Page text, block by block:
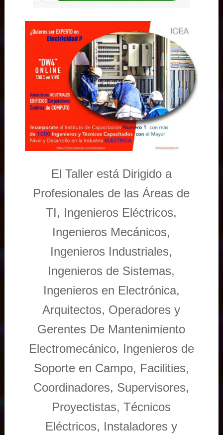
El Taller está Dirigido a
Profesionales de las Áreas de
TI, Ingenieros Eléctricos,
Ingenieros Mecánicos,
Ingenieros Industriales,
Ingenieros de Sistemas,
Ingenieros en Electrónica,
Arquitectos, Operadores y
Gerentes De Mantenimiento
Electromecánico, Ingenieros de
Soporte en Campo, Facilities,
Coordinadores, Supervisores,
Proyectistas, Técnicos
Eléctricos, Instaladores y